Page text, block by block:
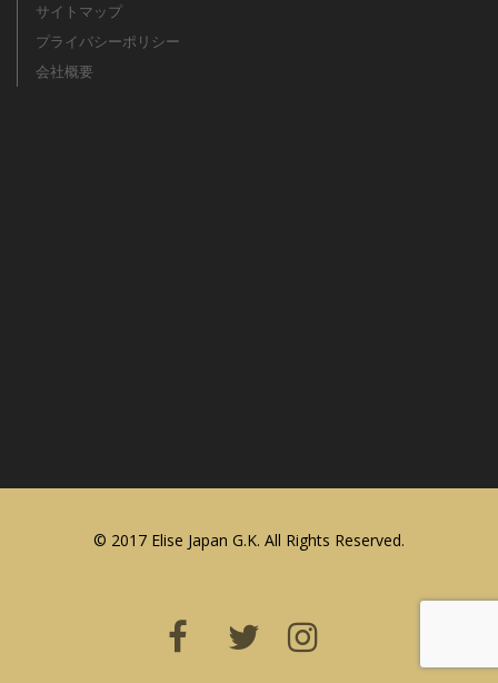
サイトマップ
プライバシーポリシー
会社概要
© 2017 Elise Japan G.K. All Rights Reserved.